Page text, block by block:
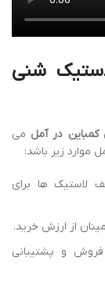
شنی
در آمل می
موارد زیر باشد:
لاستیک ها برای
از ارزش خرید.
و پشتیبانی